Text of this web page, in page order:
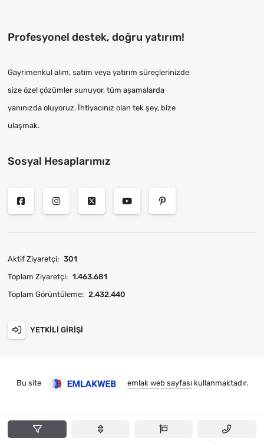
Profesyonel destek, doğru yatırım!
Gayrimenkul alım, satım veya yatırım süreçlerinizde
size özel çözümler sunuyor, tüm aşamalarda
yanınızda oluyoruz. İhtiyacınız olan tek şey, bize
ulaşmak.
Sosyal Hesaplarımız
Aktif Ziyaretçi: 301
Toplam Ziyaretçi: 1.463.681
Toplam Görüntüleme: 2.432.440
YETKILI GIRIŞI
Bu site emlak web sayfasıkullanmaktadır.